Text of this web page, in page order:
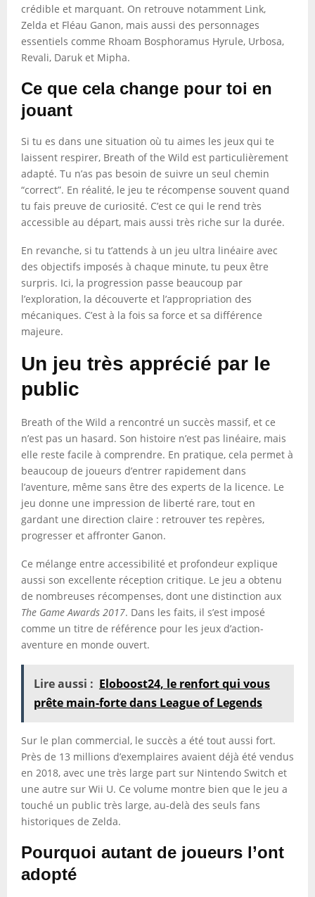
crédible et marquant. On retrouve notamment Link,
Zelda et Fléau Ganon, mais aussi des personnages
essentiels comme Rhoam Bosphoramus Hyrule, Urbosa,
Revali, Daruk et Mipha.
Ce que cela change pour toi en
jouant
Si tu es dans une situation où tu aimes les jeux qui te
laissent respirer, Breath of the Wild est particulièrement
adapté. Tu n’as pas besoin de suivre un seul chemin
“correct”. En réalité, le jeu te récompense souvent quand
tu fais preuve de curiosité. C’est ce qui le rend très
accessible au départ, mais aussi très riche sur la durée.
En revanche, si tu t’attends à un jeu ultra linéaire avec
des objectifs imposés à chaque minute, tu peux être
surpris. Ici, la progression passe beaucoup par
l’exploration, la découverte et l’appropriation des
mécaniques. C’est à la fois sa force et sa différence
majeure.
Un jeu très apprécié par le
public
Breath of the Wild a rencontré un succès massif, et ce
n’est pas un hasard. Son histoire n’est pas linéaire, mais
elle reste facile à comprendre. En pratique, cela permet à
beaucoup de joueurs d’entrer rapidement dans
l’aventure, même sans être des experts de la licence. Le
jeu donne une impression de liberté rare, tout en
gardant une direction claire : retrouver tes repères,
progresser et affronter Ganon.
Ce mélange entre accessibilité et profondeur explique
aussi son excellente réception critique. Le jeu a obtenu
de nombreuses récompenses, dont une distinction aux
The Game Awards 2017. Dans les faits, il s’est imposé
comme un titre de référence pour les jeux d’action-
aventure en monde ouvert.
Lire aussi : Eloboost24, le renfort qui vous
prête main-forte dans League of Legends
Sur le plan commercial, le succès a été tout aussi fort.
Près de 13 millions d’exemplaires avaient déjà été vendus
en 2018, avec une très large part sur Nintendo Switch et
une autre sur Wii U. Ce volume montre bien que le jeu a
touché un public très large, au-delà des seuls fans
historiques de Zelda.
Pourquoi autant de joueurs l’ont
adopté